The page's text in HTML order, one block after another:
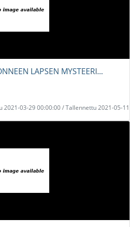
LAPSEN MYSTEERI...
2021-03-29 00:00:00 / Tallennettu 2021-05-11